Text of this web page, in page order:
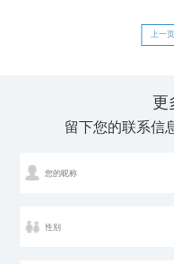
上一页
更
留下您的联系信